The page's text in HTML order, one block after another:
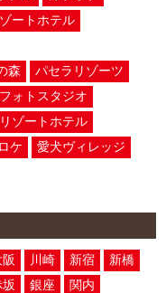
ートホテル
森
パセラリゾーツ
フォトスタジオ
リゾートホテル
ロケ
愛犬ヴィレッジ
阪 川崎 新宿
新橋
坂 銀座 関内